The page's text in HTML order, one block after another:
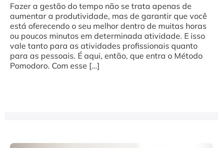
Fazer a gestão do tempo não se trata apenas de
aumentar a produtividade, mas de garantir que você
está oferecendo o seu melhor dentro de muitas horas
ou poucos minutos em determinada atividade. E isso
vale tanto para as atividades profissionais quanto
para as pessoais. É aqui, então, que entra o Método
Pomodoro. Com esse […]